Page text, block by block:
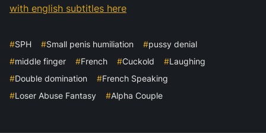
with english subtitles here
#SPH #Small penis humiliation #pussy denial
#middle finger #French #Cuckold #Laughing
#Double domination #French Speaking
#Loser Abuse Fantasy #Alpha Couple